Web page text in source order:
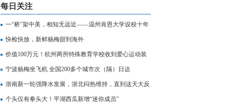
每日关注
一“桥”架中美，相知无远近——温州肯恩大学设校十年
记
快检快放，新鲜杨梅甜到海外
价值100万元！杭州两所特殊教育学校收到爱心运动装
备
宁波杨梅坐飞机 全国200多个城市次（隔）日达
浙南新一轮强降水发展，浙北闷热维持，直到这天大反
转
个头仅有拳头大！平湖西瓜新增“迷你成员”